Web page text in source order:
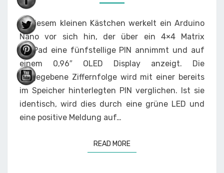
In diesem kleinen Kästchen werkelt ein Arduino
Nano vor sich hin, der über ein 4×4 Matrix
KeyPad eine fünfstellige PIN annimmt und auf
einem 0,96″ OLED Display anzeigt. Die
eingegebene Ziffernfolge wird mit einer bereits
im Speicher hinterlegten PIN verglichen. Ist sie
identisch, wird dies durch eine grüne LED und
eine positive Meldung auf…
READ MOREREAD MORE